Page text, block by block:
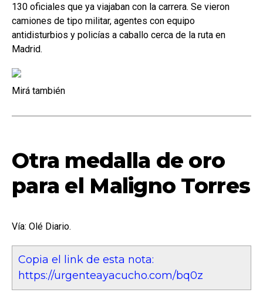
130 oficiales que ya viajaban con la carrera. Se vieron
camiones de tipo militar, agentes con equipo
antidisturbios y policías a caballo cerca de la ruta en
Madrid.
Mirá también
Otra medalla de oro
para el Maligno Torres
Vía: Olé Diario.
Copia el link de esta nota:
https://urgenteayacucho.com/bq0z